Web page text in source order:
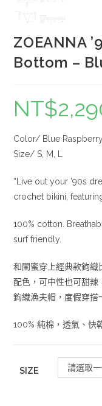
ZOEANNA
Bottom –
NT$
Color/ Blue Raspberry
Size/ S, M, L
“Live out your ’90s
crochet bikini,
100% cotton.
surf friendly.
和閨蜜穿上經典款鉤織
配色，可中性也可甜辣
鉤織漁夫帽，度假穿搭
100% 純棉，透氣、快
SIZE 請選取